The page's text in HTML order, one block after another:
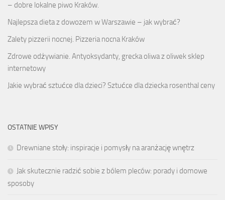
– dobre lokalne piwo Kraków.
Najlepsza dieta z dowozem w Warszawie – jak wybrać?
Zalety pizzerii nocnej. Pizzeria nocna Kraków
Zdrowe odżywianie. Antyoksydanty, grecka oliwa z oliwek sklep
internetowy
Jakie wybrać sztućce dla dzieci? Sztućce dla dziecka rosenthal ceny
OSTATNIE WPISY
Drewniane stoły: inspiracje i pomysły na aranżację wnętrz
Jak skutecznie radzić sobie z bólem pleców: porady i domowe
sposoby